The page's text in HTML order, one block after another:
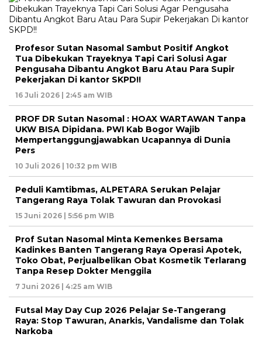
Profesor Sutan Nasomal Sambut Positif Angkot
Tua Dibekukan Trayeknya Tapi Cari Solusi Agar
Pengusaha Dibantu Angkot Baru Atau Para Supir
Pekerjakan Di kantor SKPD!!
16 Juli 2026 | 2:45 am WIB
PROF DR Sutan Nasomal : HOAX WARTAWAN Tanpa
UKW BISA Dipidana. PWI Kab Bogor Wajib
Mempertanggungjawabkan Ucapannya di Dunia
Pers
10 Juli 2026 | 10:32 pm WIB
Peduli Kamtibmas, ALPETARA Serukan Pelajar
Tangerang Raya Tolak Tawuran dan Provokasi
15 Juni 2026 | 5:56 pm WIB
Prof Sutan Nasomal Minta Kemenkes Bersama
Kadinkes Banten Tangerang Raya Operasi Apotek,
Toko Obat, Perjualbelikan Obat Kosmetik Terlarang
Tanpa Resep Dokter Menggila
7 Juni 2026 | 4:25 am WIB
Futsal May Day Cup 2026 Pelajar Se-Tangerang
Raya: Stop Tawuran, Anarkis, Vandalisme dan Tolak
Narkoba